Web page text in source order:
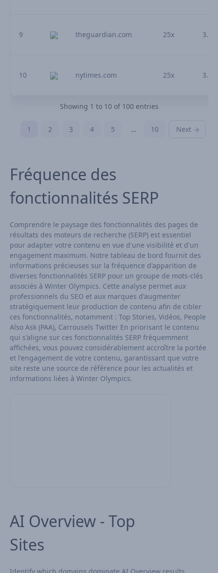
9 theguardian.com 25x
10 nytimes.com 25x
Showing 1 to 10 of 100 entries
1 2 3 4 5 … 10 Next
Fréquence des
fonctionnalités SERP
Comprendre le paysage des fonctionnalités des pages de
résultats des moteurs de recherche (SERP) est essentiel
pour adapter votre contenu en vue d'une visibilité et d'un
engagement maximum. Notre tableau de bord fournit des
informations précieuses sur la fréquence d'apparition de
diverses fonctionnalités SERP pour un groupe de mots-clés
associés à Winter Olympics. Cette analyse permet aux
professionnels du SEO et aux marques d'augmenter
stratégiquement leur production de contenu afin de cibler
ces fonctionnalités, notamment : Top Stories, Vidéos, People
Also Ask (PAA), Carrousels Twitter En priorisant le contenu
qui s'aligne sur ces fonctionnalités SERP fréquemment
affichées, vous pouvez considérablement accroître la portée
et l'engagement de votre contenu, garantissant que votre
site reste une source de référence pour les actualités et
informations liées à Winter Olympics.
AI Overview - Top
Sites